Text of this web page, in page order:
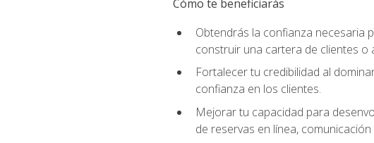
Cómo te beneficiarás
Obtendrás la confianza necesaria
construir una cartera de clientes o
Fortalecer tu credibilidad al
confianza en los clientes.
Mejorar tu capacidad para
de reservas en línea,